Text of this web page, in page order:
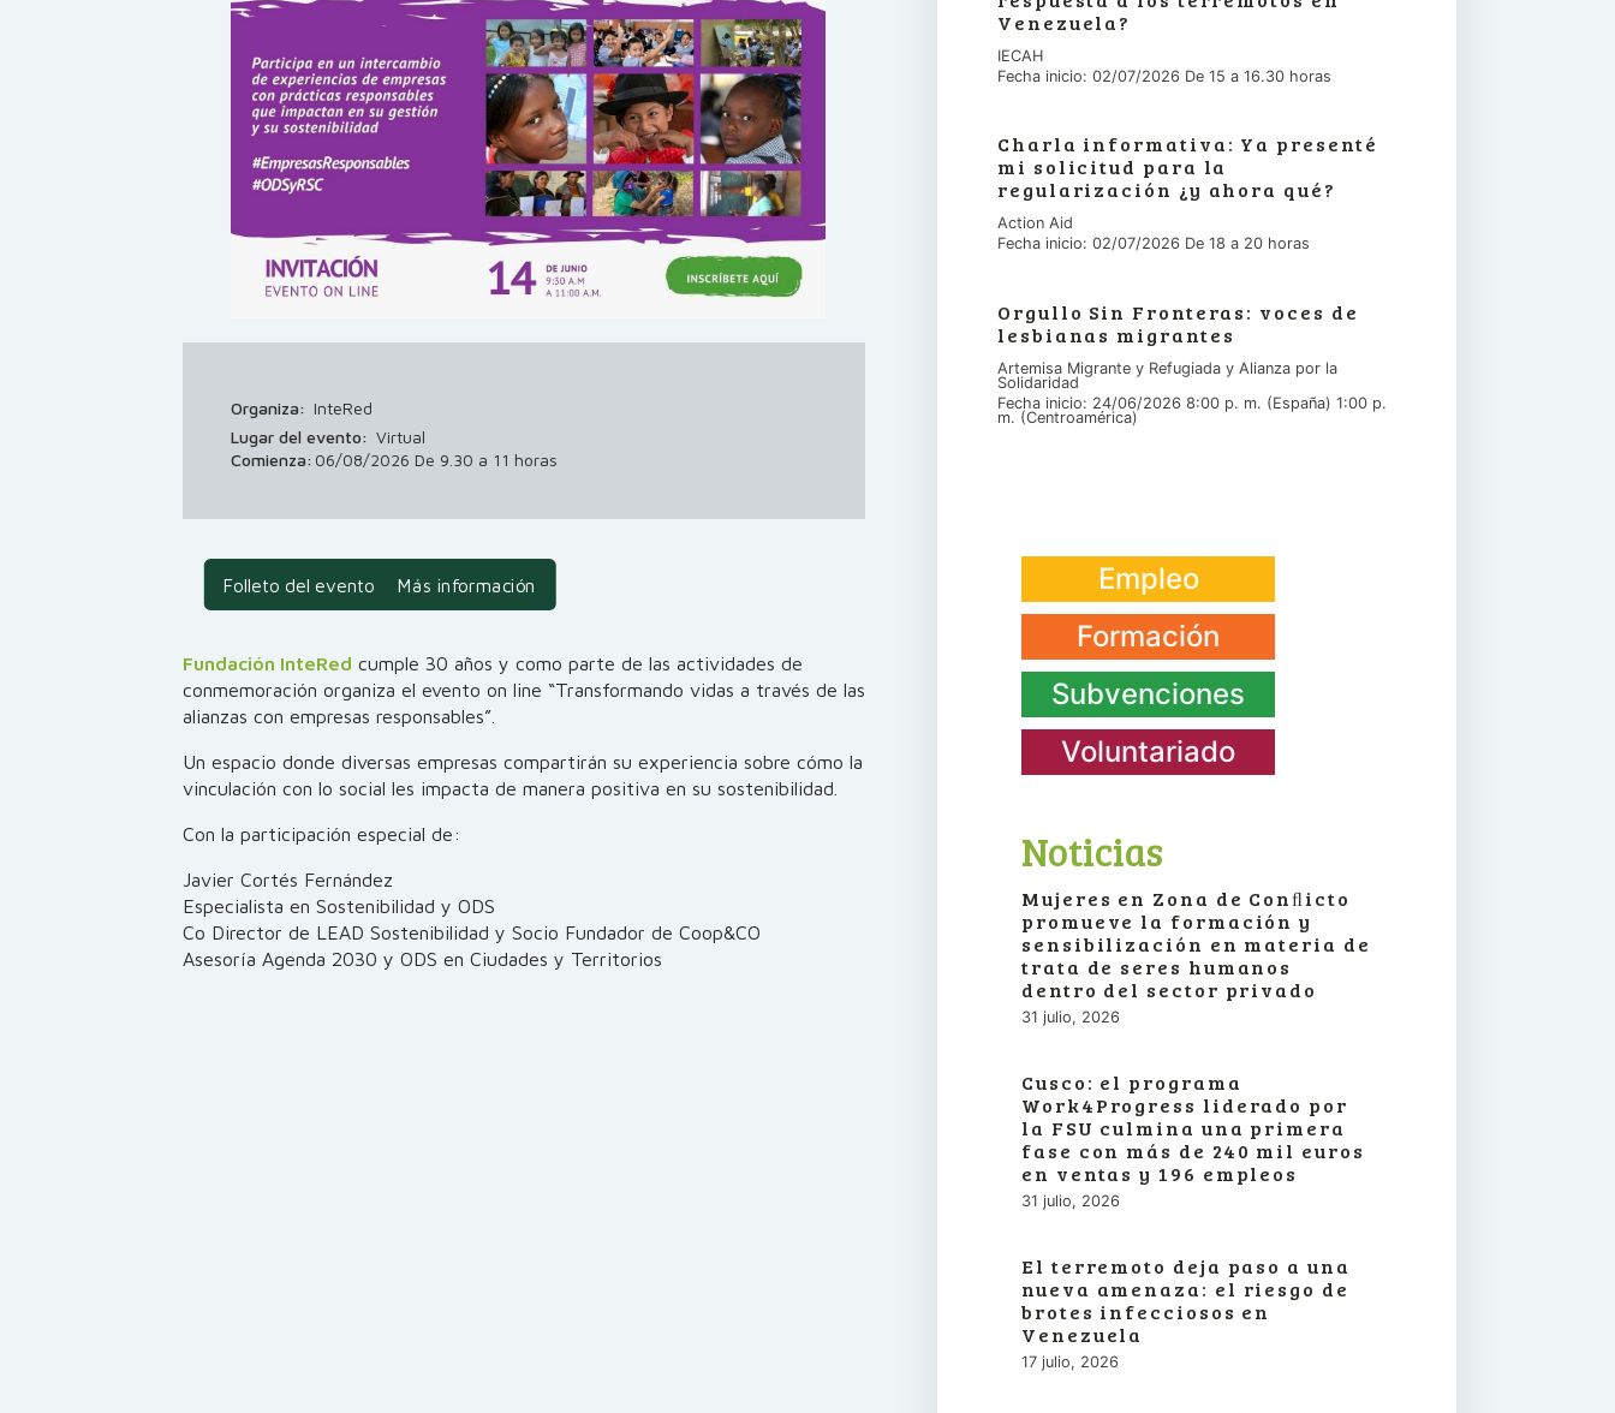
Organiza: InteRed
Lugar del evento: Virtual
Comienza: 06/08/2026 De 9.30 a 11 horas
Folleto del evento Más información
Fundación InteRed cumple 30 años y como parte de las actividades de
conmemoración organiza el evento on line “Transformando vidas a través de las
alianzas con empresas responsables”.
Un espacio donde diversas empresas compartirán su experiencia sobre cómo la
vinculación con lo social les impacta de manera positiva en su sostenibilidad.
Con la participación especial de:
Javier Cortés Fernández
Especialista en Sostenibilidad y ODS
Co Director de LEAD Sostenibilidad y Socio Fundador de Coop&CO
Asesoría Agenda 2030 y ODS en Ciudades y Territorios
Venezuela?
IECAH
Fecha inicio: 02/07/2026 De 15 a 16.30 horas
Charla informativa: Ya presenté
mi solicitud para la
regularización ¿y ahora qué?
Action Aid
Fecha inicio: 02/07/2026 De 18 a 20 horas
Orgullo Sin Fronteras: voces de
lesbianas migrantes
Artemisa Migrante y Refugiada y Alianza por la
Solidaridad
Fecha inicio: 24/06/2026 8:00 p. m. (España) 1:00 p.
m. (Centroamérica)
Empleo
Formación
Subvenciones
Voluntariado
Noticias
Mujeres en Zona de Conﬂicto
promueve la formación y
sensibilización en materia de
trata de seres humanos
dentro del sector privado
31 julio, 2026
Cusco: el programa
Work4Progress liderado por
la FSU culmina una primera
fase con más de 240 mil euros
en ventas y 196 empleos
31 julio, 2026
El terremoto deja paso a una
nueva amenaza: el riesgo de
brotes infecciosos en
Venezuela
17 julio, 2026